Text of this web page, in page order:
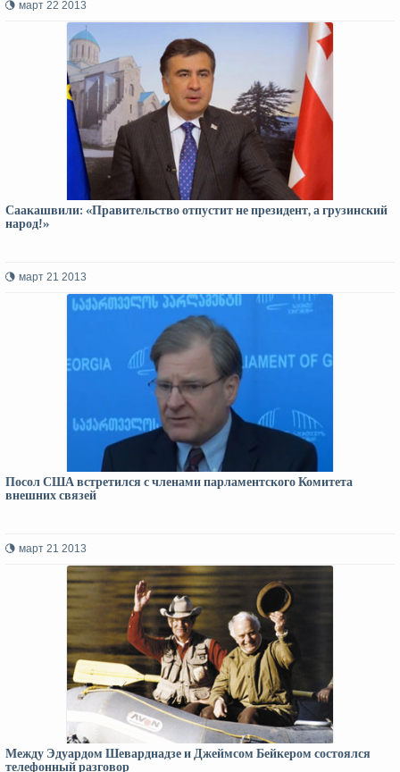
март 22 2013
Саакашвили: «Правительство отпустит не президент, а грузинский
народ!»
март 21 2013
Посол США встретился с членами парламентского Комитета
внешних связей
март 21 2013
Между Эдуардом Шеварднадзе и Джеймсом Бейкером состоялся
телефонный разговор